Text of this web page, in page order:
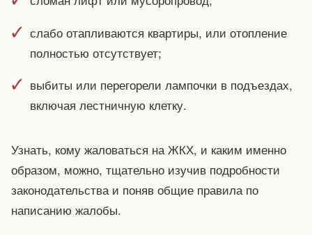
слабо отапливаются квартиры, или отопление
полностью отсутствует;
выбиты или перегорели лампочки в подъездах,
включая лестничную клетку.
Узнать, кому жаловаться на ЖКХ, и каким именно
образом, можно, тщательно изучив подробности
законодательства и поняв общие правила по
написанию жалобы.